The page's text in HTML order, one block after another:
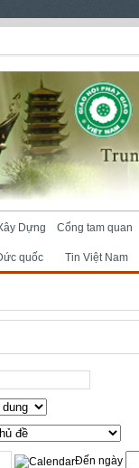
quốc Tin Việt Nam
Dựng Cổng tam quan
Đến ngày